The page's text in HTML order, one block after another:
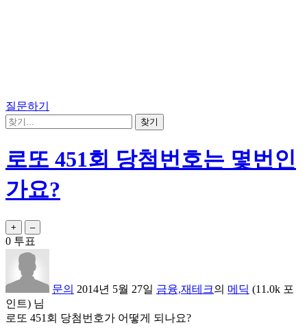
질문하기
로또 451회 당첨번호는 몇번인
가요?
0 투표
문의 2014년 5월 27일 금융,재테크의 메딕 (11.0k 포
인트) 님
로또 451회 당첨번호가 어떻게 되나요?